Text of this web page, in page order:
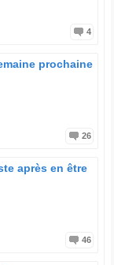
4
prochaine
26
après en être
46